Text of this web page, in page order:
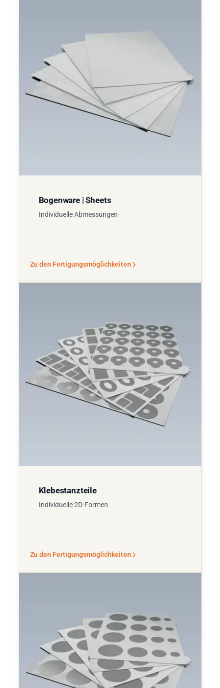
Bogenware | Sheets
Individuelle Abmessungen
Zu den Fertigungsmöglichkeiten
Klebestanzteile
Individuelle 2D-Formen
Zu den Fertigungsmöglichkeiten